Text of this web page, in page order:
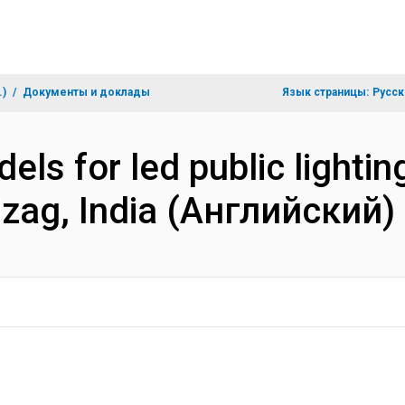
Документы и доклады Язык страницы:
for led public
India (Английский)